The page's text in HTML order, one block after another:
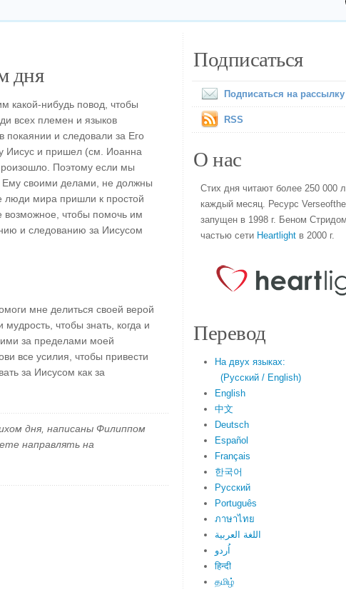
дня
какой-нибудь повод, чтобы
всех племен и языков
покаянии и следовали за Его
Иисус и пришел (см. Иоанна
Поэтому если мы
Ему своими делами, не должны
люди мира пришли к простой
возможное, чтобы помочь им
и следованию за Иисусом
мне делиться своей верой
чтобы знать, когда и
за пределами моей
все усилия, чтобы привести
за Иисусом как за
дня, написаны Филиппом
направлять на
Подписаться
Подписаться на рассылку
RSS
О нас
Стих дня читают более 250 000
каждый месяц. Ресурс
запущен в 1998 г. Беном
частью сети Heartlight в 2000 г.
Перевод
На двух языках:
(Русский / English)
English
中文
Deutsch
Español
Français
한국어
Русский
Português
ภาษาไทย
اللغة العربية
اُردو
हिन्दी
தமிழ்